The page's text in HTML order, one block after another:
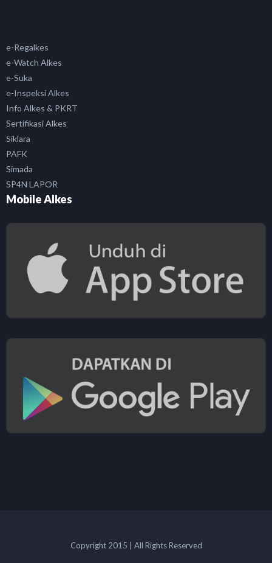
e-Regalkes
e-Watch Alkes
e-Suka
e-Inspeksi Alkes
Info Alkes & PKRT
Sertifikasi Alkes
Siklara
PAFK
Simada
SP4N LAPOR
Mobile Alkes
Copyright 2015 | All Rights Reserved